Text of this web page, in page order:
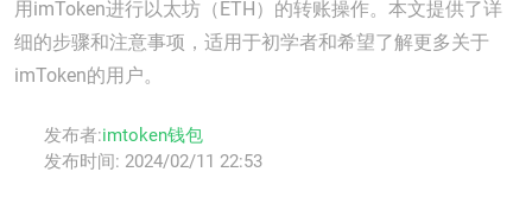
用imToken进行以太坊（ETH）的转账操作。本文提供了详
细的步骤和注意事项，适用于初学者和希望了解更多关于
imToken的用户。
发布者:imtoken钱包
发布时间: 2024/02/11 22:53